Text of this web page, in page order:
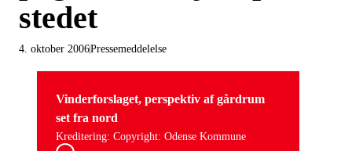
stedet
Pressemeddelelse
4. oktober 2006
Vinderforslaget, perspektiv af gårdrum
set fra nord
Kreditering: Copyright: Odense Kommune